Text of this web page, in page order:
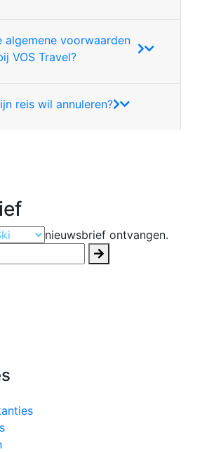
algemene voorwaarden
VOS Travel?
reis wil annuleren?
nieuwsbrief ontvangen.